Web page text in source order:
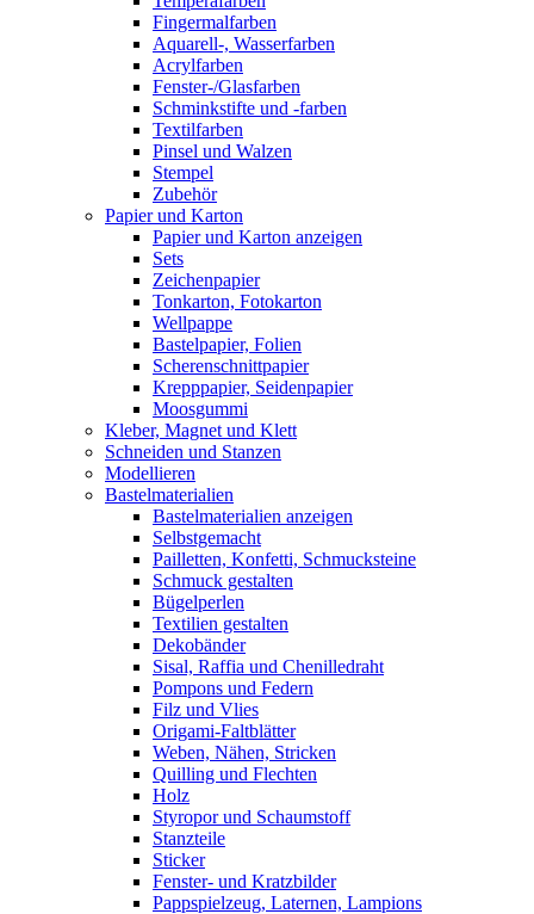
Fingermalfarben
Aquarell-, Wasserfarben
Acrylfarben
Fenster-/Glasfarben
Schminkstifte und -farben
Textilfarben
Pinsel und Walzen
Stempel
Zubehör
Papier und Karton
Papier und Karton anzeigen
Sets
Zeichenpapier
Tonkarton, Fotokarton
Wellpappe
Bastelpapier, Folien
Scherenschnittpapier
Krepppapier, Seidenpapier
Moosgummi
Kleber, Magnet und Klett
Schneiden und Stanzen
Modellieren
Bastelmaterialien
Bastelmaterialien anzeigen
Selbstgemacht
Pailletten, Konfetti, Schmucksteine
Schmuck gestalten
Bügelperlen
Textilien gestalten
Dekobänder
Sisal, Raffia und Chenilledraht
Pompons und Federn
Filz und Vlies
Origami-Faltblätter
Weben, Nähen, Stricken
Quilling und Flechten
Holz
Styropor und Schaumstoff
Stanzteile
Sticker
Fenster- und Kratzbilder
Pappspielzeug, Laternen, Lampions